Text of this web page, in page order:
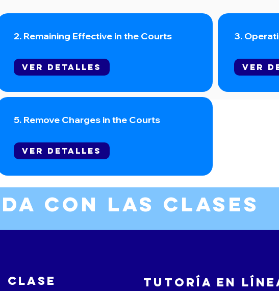
2. Remaining Effective in the Courts
Ver detalles
3.
Ver
5. Remove Charges in the Courts
Ver detalles
con las clases
clase Tutoría en